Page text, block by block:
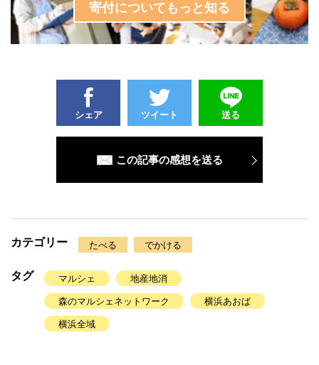
寄付についてもっと知る
シェア ツイート 送る
この記事の感想を送る
カテゴリー たべる でかける
タグ マルシェ 地産地消
森のマルシェネットワーク 横浜あおば
横浜全域